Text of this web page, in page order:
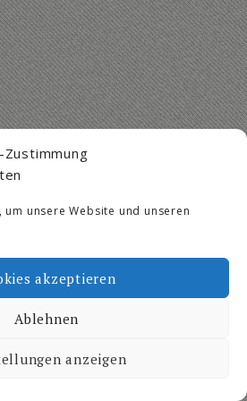
Zustimmung
unsere Website und unseren
akzeptieren
Ablehnen
anzeigen